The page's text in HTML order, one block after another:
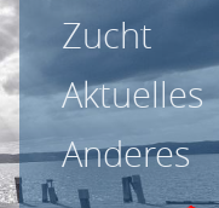
Zucht
Aktuelles
Anderes